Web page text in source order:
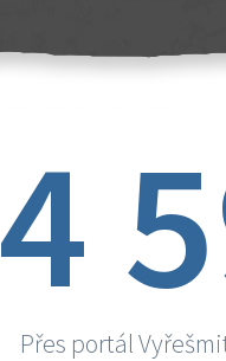
4
Přes portál